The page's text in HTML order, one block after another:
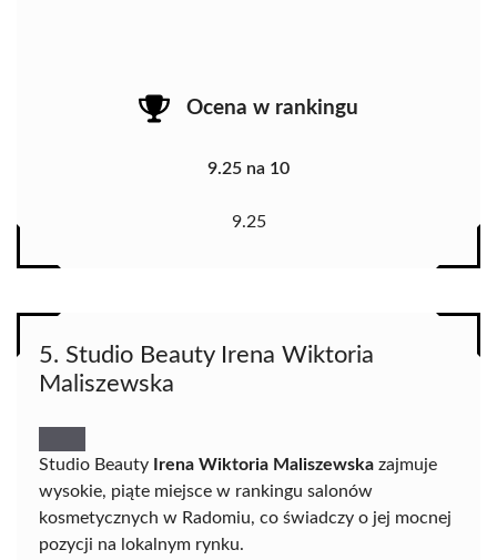
Ocena w rankingu
9.25 na 10
9.25
5. Studio Beauty Irena Wiktoria
Maliszewska
Studio Beauty Irena Wiktoria Maliszewska zajmuje
wysokie, piąte miejsce w rankingu salonów
kosmetycznych w Radomiu, co świadczy o jej mocnej
pozycji na lokalnym rynku.